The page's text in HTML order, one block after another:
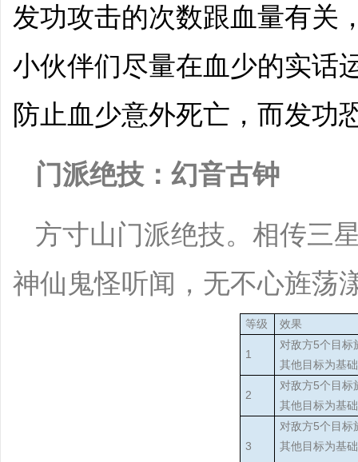
发功攻击的次数跟血量有关
小伙伴们尽量在血少的实话
防止血少意外死亡，而发功
门派绝技：幻音古钟
方寸山门派绝技。相传三
神仙鬼怪听闻，无不心旌荡
等级 效果
1
对敌方5个目标
其他目标为基
2
对敌方5个目标
其他目标为基
3
对敌方5个目标
其他目标为基